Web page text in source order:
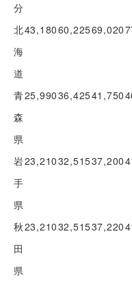
分
北
海
道
43,18060,22569,020
青
森
県
25,99036,42541,750
岩
手
県
23,21032,51537,200
秋
田
県
23,21032,51537,220